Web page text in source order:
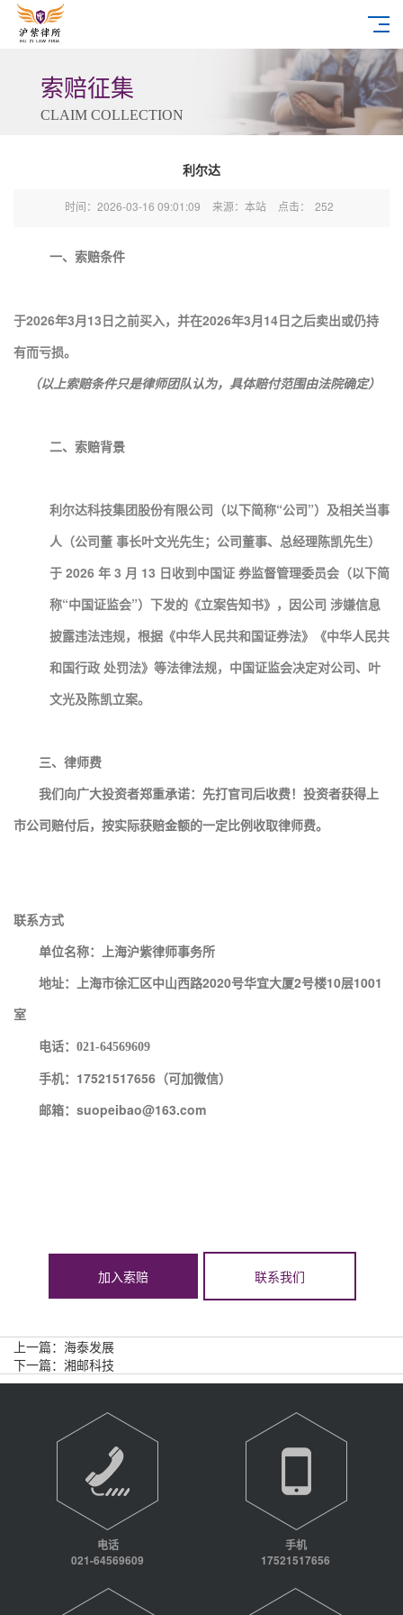
索赔征集
CLAIM COLLECTION
利尔达
时间：2026-03-16 09:01:09 来源：本站 点击： 252
一、索赔条件
于2026年3月13日之前买入，并在2026年3月14日之后卖出或仍持
有而亏损。
（以上索赔条件只是律师团队认为，具体赔付范围由法院确定）
二、索赔背景
利尔达科技集团股份有限公司（以下简称“公司”）及相关当事
人（公司董 事长叶文光先生；公司董事、总经理陈凯先生）
于 2026 年 3 月 13 日收到中国证 券监督管理委员会（以下简
称“中国证监会”）下发的《立案告知书》，因公司 涉嫌信息
披露违法违规，根据《中华人民共和国证券法》《中华人民共
和国行政 处罚法》等法律法规，中国证监会决定对公司、叶
文光及陈凯立案。
三、律师费
我们向广大投资者郑重承诺：先打官司后收费！投资者获得上
市公司赔付后，按实际获赔金额的一定比例收取律师费。
联系方式
单位名称：上海沪紫律师事务所
地址：上海市徐汇区中山西路2020号华宜大厦2号楼10层1001
室
电话： 021-64569609
手机：17521517656（可加微信）
邮箱：suopeibao@163.com
加入索赔 联系我们
上一篇： 海泰发展
下一篇： 湘邮科技
电话
021-64569609
手机
17521517656